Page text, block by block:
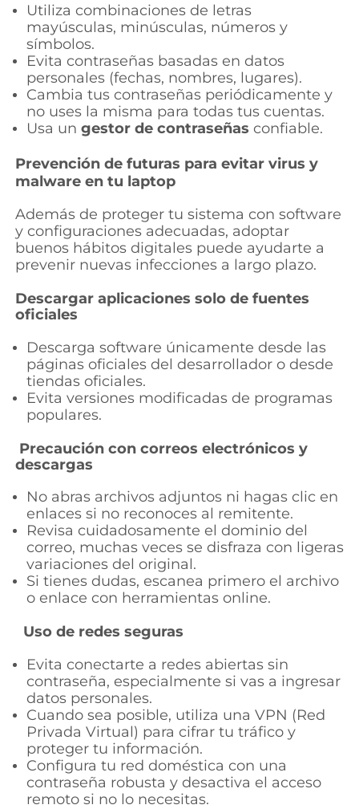
Utiliza combinaciones de letras
mayúsculas, minúsculas, números y
símbolos.
Evita contraseñas basadas en datos
personales (fechas, nombres, lugares).
Cambia tus contraseñas periódicamente y
no uses la misma para todas tus cuentas.
Usa un gestor de contraseñas confiable.
Prevención de futuras para evitar virus y
malware en tu laptop
Además de proteger tu sistema con software
y configuraciones adecuadas, adoptar
buenos hábitos digitales puede ayudarte a
prevenir nuevas infecciones a largo plazo.
Descargar aplicaciones solo de fuentes
oficiales
Descarga software únicamente desde las
páginas oficiales del desarrollador o desde
tiendas oficiales.
Evita versiones modificadas de programas
populares.
Precaución con correos electrónicos y
descargas
No abras archivos adjuntos ni hagas clic en
enlaces si no reconoces al remitente.
Revisa cuidadosamente el dominio del
correo, muchas veces se disfraza con ligeras
variaciones del original.
Si tienes dudas, escanea primero el archivo
o enlace con herramientas online.
Uso de redes seguras
Evita conectarte a redes abiertas sin
contraseña, especialmente si vas a ingresar
datos personales.
Cuando sea posible, utiliza una VPN (Red
Privada Virtual) para cifrar tu tráfico y
proteger tu información.
Configura tu red doméstica con una
contraseña robusta y desactiva el acceso
remoto si no lo necesitas.